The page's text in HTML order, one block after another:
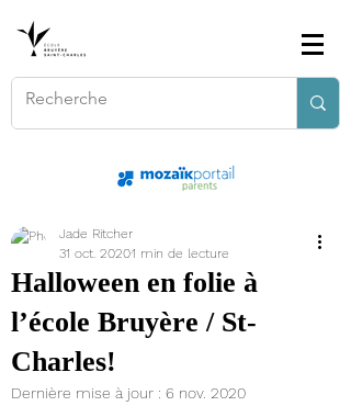
Halloween en folie à
l’école Bruyère / St-
Charles!
Jade Ritcher
31 oct. 20201 min de lecture
Dernière mise à jour : 6 nov. 2020